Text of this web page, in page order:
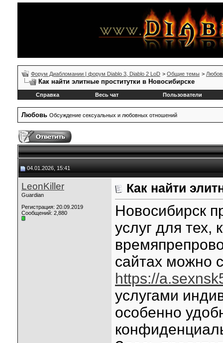
Форум Диабломании | форум Diablo 3, Diablo 2 LoD > Общие темы >
Как найти элитные проститутки в Новосибирске
Справка Весь чат Пользователи
Любовь Обсуждение сексуальных и любовных отношений
04.01.2026, 15:41
LeonKiller
Guardian
Регистрация: 20.09.2019
Сообщений: 2,880
Как найти
Новосибирск
услуг для тех,
сайтах можно
https://
услугами
особенно